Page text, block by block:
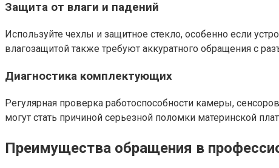
Защита от влаги и падений
Используйте чехлы и защитное стекло, особенно если
влагозащитой также требуют аккуратного обращения с
Диагностика комплектующих
Регулярная проверка работоспособности камеры,
могут стать причиной серьезной поломки материнской
Преимущества обращения в